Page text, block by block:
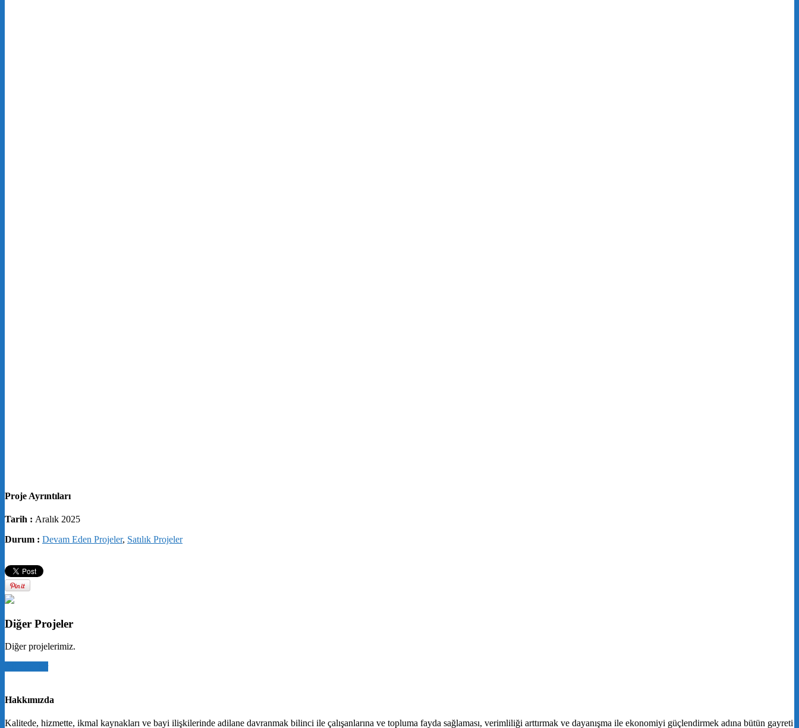
Proje Ayrıntıları
Tarih : Aralık 2025
Durum : Devam Eden Projeler, Satılık Projeler
Diğer Projeler
Diğer projelerimiz.
Hakkımızda
Kalitede, hizmette, ikmal kaynakları ve bayi ilişkilerinde adilane davranmak bilinci ile çalışanlarına ve topluma fayda sağlaması, verimliliği arttırmak ve dayanışma ile ekonomiyi güçlendirmek adına bütün gayreti